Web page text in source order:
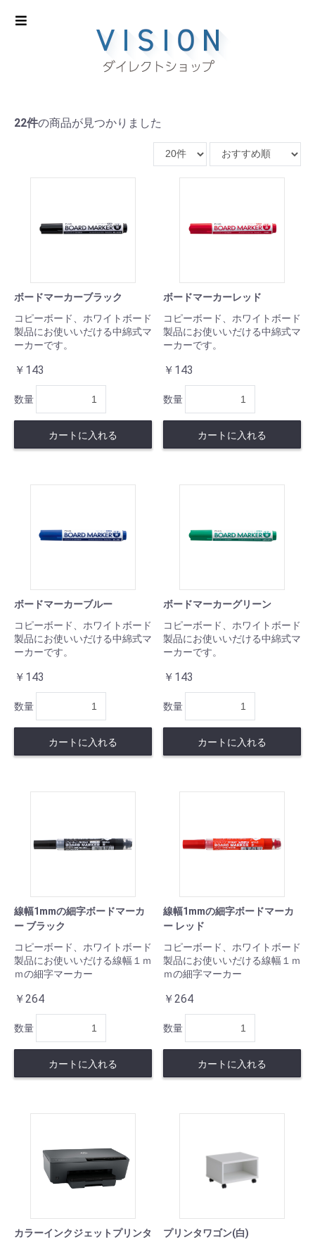
22件の商品が見つかりました
ボードマーカーブラック
コピーボード、ホワイトボード
製品にお使いいだける中綿式マ
ーカーです。
￥143
数量
カートに入れる
ボードマーカーレッド
コピーボード、ホワイトボード
製品にお使いいだける中綿式マ
ーカーです。
￥143
数量
カートに入れる
ボードマーカーブルー
コピーボード、ホワイトボード
製品にお使いいだける中綿式マ
ーカーです。
￥143
数量
カートに入れる
ボードマーカーグリーン
コピーボード、ホワイトボード
製品にお使いいだける中綿式マ
ーカーです。
￥143
数量
カートに入れる
線幅1mmの細字ボードマーカ
ー ブラック
コピーボード、ホワイトボード
製品にお使いいだける線幅１ｍ
ｍの細字マーカー
￥264
数量
カートに入れる
線幅1mmの細字ボードマーカ
ー レッド
コピーボード、ホワイトボード
製品にお使いいだける線幅１ｍ
ｍの細字マーカー
￥264
数量
カートに入れる
カラーインクジェットプリンタ
プリンタワゴン(白)